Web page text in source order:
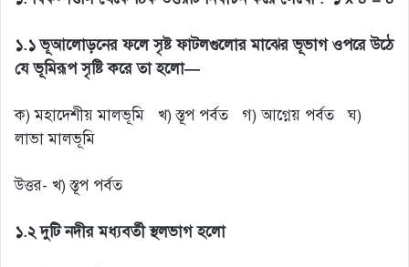
১.১ ভূআলোড়নের ফলে সৃষ্ট ফাটলগুলোর মাঝের ভূভাগ ওপরে উঠে
যে ভূমিরূপ সৃষ্টি করে তা হলো—
ক) মহাদেশীয় মালভূমি খ) স্তূপ পর্বত গ) আগ্নেয় পর্বত ঘ)
লাভা মালভূমি
উত্তর- খ) স্তূপ পর্বত
১.২ দুটি নদীর মধ্যবর্তী স্থলভাগ হলো